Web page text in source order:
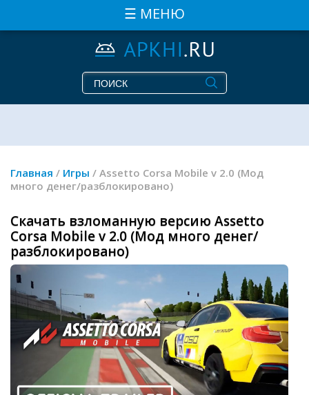
☰ МЕНЮ
Главная / Игры / Assetto Corsa Mobile v 2.0 (Мод
много денег/разблокировано)
Скачать взломанную версию Assetto
Corsa Mobile v 2.0 (Мод много денег/
разблокировано)